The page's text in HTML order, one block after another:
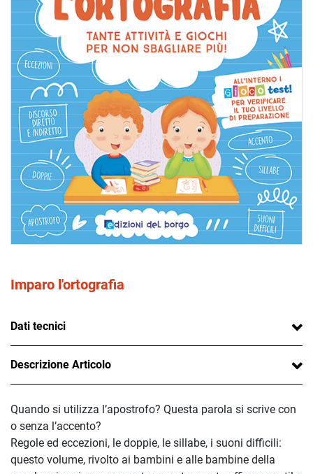
Imparo l'ortografia
Dati tecnici
Descrizione Articolo
Quando si utilizza l’apostrofo? Questa parola si scrive con
o senza l’accento?
Regole ed eccezioni, le doppie, le sillabe, i suoni difficili:
questo volume, rivolto ai bambini e alle bambine della